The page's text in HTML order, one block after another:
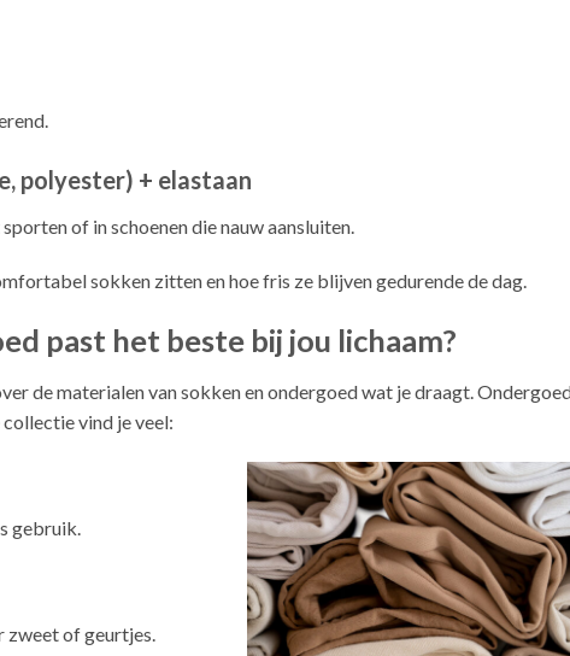
polyester) + elastaan
of in schoenen die nauw aansluiten.
sokken zitten en hoe fris ze blijven gedurende de dag.
past het beste bij jou lichaam?
de materialen van sokken en ondergoed wat je draagt.
vind je veel:
gebruik.
zweet of geurtjes.